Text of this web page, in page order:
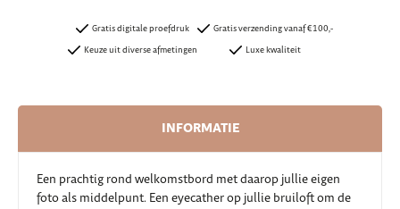
Gratis digitale proefdruk
Keuze uit diverse afmetingen
Gratis verzending vanaf €100,-
Luxe kwaliteit
INFORMATIE
Een prachtig rond welkomstbord met daarop jullie eigen
foto als middelpunt. Een eyecather op jullie bruiloft om de